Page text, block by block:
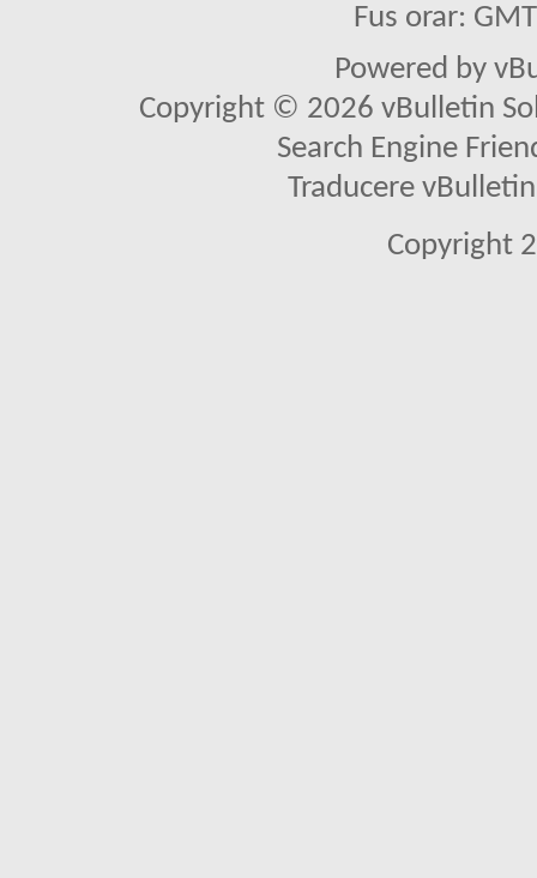
Fus orar:
Powered by
Copyright © 2026 vBulletin
Search Engine
Traducere
Copyright